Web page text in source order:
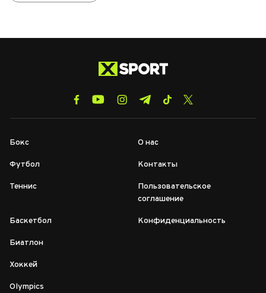
Бокс
Футбол
Теннис
Баскетбол
Биатлон
Хоккей
Olympics
О нас
Контакты
Пользовательское
соглашение
Конфиденциальность